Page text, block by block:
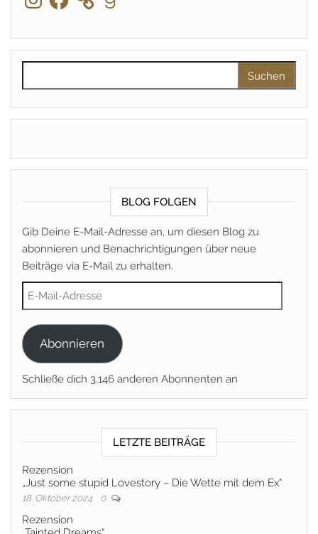
BLOG FOLGEN
Gib Deine E-Mail-Adresse an, um diesen Blog zu
abonnieren und Benachrichtigungen über neue
Beiträge via E-Mail zu erhalten.
E-Mail-Adresse
Abonnieren
Schließe dich 3.146 anderen Abonnenten an
LETZTE BEITRÄGE
Rezension
„Just some stupid Lovestory – Die Wette mit dem Ex“
18. Oktober 2024 0
Rezension